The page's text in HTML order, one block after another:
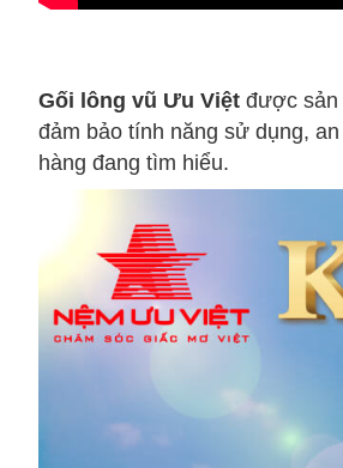
Gối lông vũ Ưu Việt được sản
đảm bảo tính năng sử dụng,
hàng đang tìm hiểu.